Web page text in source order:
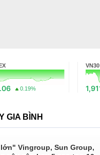
0.19%
VN30
GIA BÌNH
Vingroup, Sun Group,